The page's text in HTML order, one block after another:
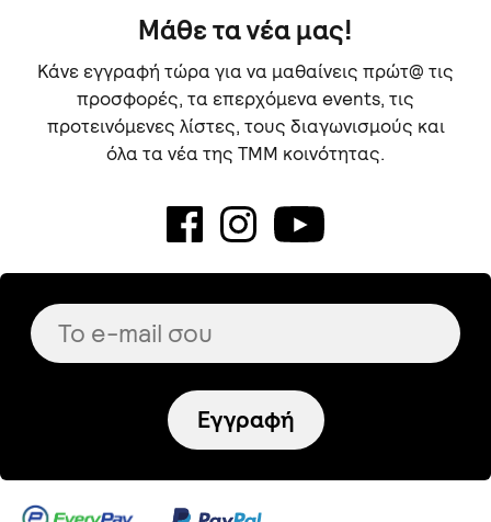
Μάθε τα νέα μας!
Κάνε εγγραφή τώρα για να μαθαίνεις πρώτ@ τις
προσφορές, τα επερχόμενα events, τις
προτεινόμενες λίστες, τους διαγωνισμούς και
όλα τα νέα της TMM κοινότητας.
Εγγραφή